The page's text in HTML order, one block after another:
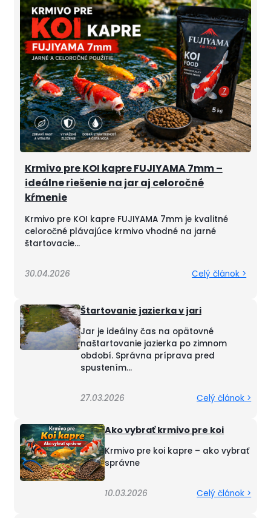
Krmivo pre KOI kapre FUJIYAMA 7mm –
ideálne riešenie na jar aj celoročné
kŕmenie
30.04.2026
Krmivo pre KOI kapre FUJIYAMA 7mm je kvalitné
celoročné plávajúce krmivo vhodné na jarné
štartovacie...
Celý článok >
Štartovanie jazierka v jari
27.03.2026
Jar je ideálny čas na opätovné
naštartovanie jazierka po zimnom
období. Správna príprava pred
spustením...
Celý článok >
Ako vybrať krmivo pre koi
10.03.2026
Krmivo pre koi kapre – ako vybrať
správne
Celý článok >